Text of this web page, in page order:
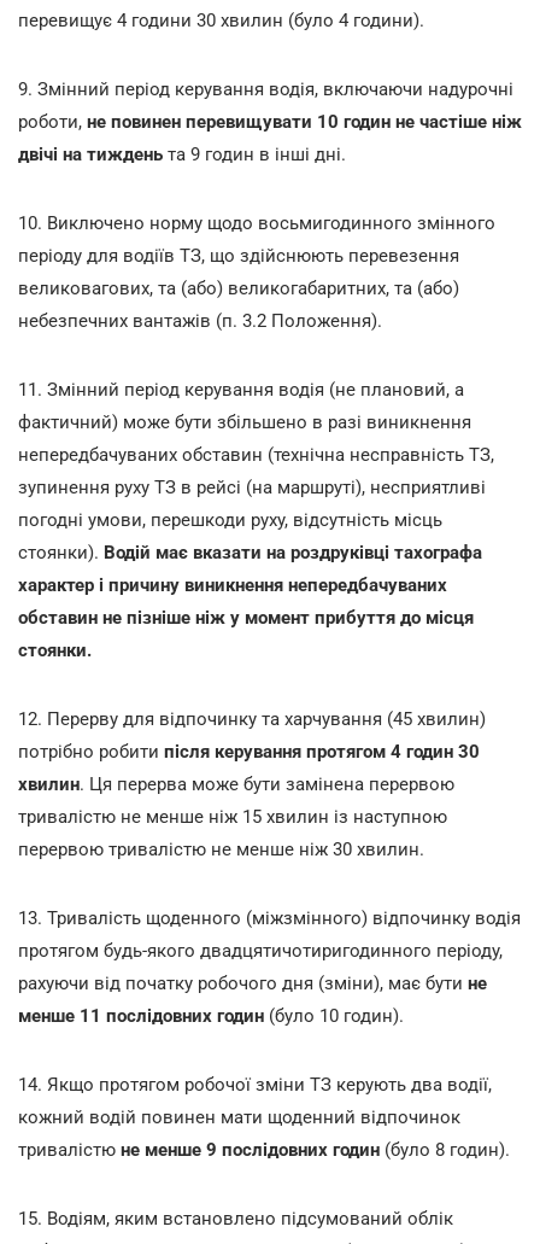
перевищує 4 години 30 хвилин (було 4 години).
9. Змінний період керування водія, включаючи надурочні
роботи, не повинен перевищувати 10 годин не частіше ніж
двічі на тиждень та 9 годин в інші дні.
10. Виключено норму щодо восьмигодинного змінного
періоду для водіїв ТЗ, що здійснюють перевезення
великовагових, та (або) великогабаритних, та (або)
небезпечних вантажів (п. 3.2 Положення).
11. Змінний період керування водія (не плановий, а
фактичний) може бути збільшено в разі виникнення
непередбачуваних обставин (технічна несправність ТЗ,
зупинення руху ТЗ в рейсі (на маршруті), несприятливі
погодні умови, перешкоди руху, відсутність місць
стоянки). Водій має вказати на роздруківці тахографа
характер і причину виникнення непередбачуваних
обставин не пізніше ніж у момент прибуття до місця
стоянки.
12. Перерву для відпочинку та харчування (45 хвилин)
потрібно робити після керування протягом 4 годин 30
хвилин. Ця перерва може бути замінена перервою
тривалістю не менше ніж 15 хвилин із наступною
перервою тривалістю не менше ніж 30 хвилин.
13. Тривалість щоденного (міжзмінного) відпочинку водія
протягом будь-якого двадцятичотиригодинного періоду,
рахуючи від початку робочого дня (зміни), має бути не
менше 11 послідовних годин (було 10 годин).
14. Якщо протягом робочої зміни ТЗ керують два водії,
кожний водій повинен мати щоденний відпочинок
тривалістю не менше 9 послідовних годин (було 8 годин).
15. Водіям, яким встановлено підсумований облік